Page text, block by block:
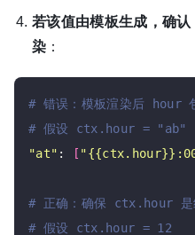
若该值由模板生成，确认
染 ：
# 错误：模板渲染后 hour
# 假设 ctx.hour = "ab"
"at" : [
# 正确：确保 ctx.hour 是
# 假设 ctx.hour = 12